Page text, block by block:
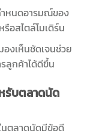
หนดอารมณ์ของ
อสไตล์โมเดิร์น
องเห็นชัดเจนช่วย
ลูกค้าได้ดีขึ้น
รับตลาดนัด
ตลาดนัดมีข้อดี